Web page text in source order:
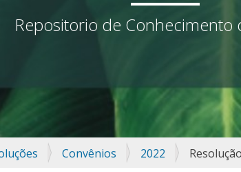
Repositorio de Conhecimento
Convênios 2022